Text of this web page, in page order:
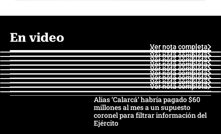
En video
Ver nota completa
Ver nota completa
Ver nota completa
Ver nota completa
Ver nota completa
Ver nota completa
Ver nota completa
Ver nota completa
Ver nota completa
Ver nota completa
Alias ‘Calarcá’ habría pagado $60
millones al mes a un supuesto
coronel para filtrar información del
Ejército